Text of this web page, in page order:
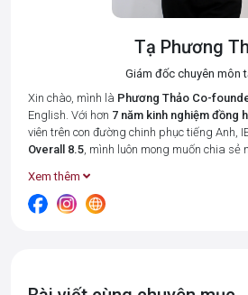
Tạ Phương
Giám đốc chuyên môn
Xin chào, mình là Phương Thảo Co-
English. Với hơn 7 năm kinh nghiệm đồng
viên trên con đường chinh phục tiếng Anh,
Overall 8.5, mình luôn mong muốn chia
quả cao.
Tại The Catalyst for English, mình cùng đội
Xem thêm